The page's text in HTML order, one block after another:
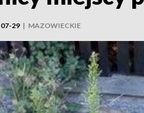
29 | MAZOWIECKIE